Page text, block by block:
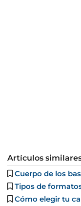
Artículos
Cuerpo de los
Tipos de
Cómo elegir tu